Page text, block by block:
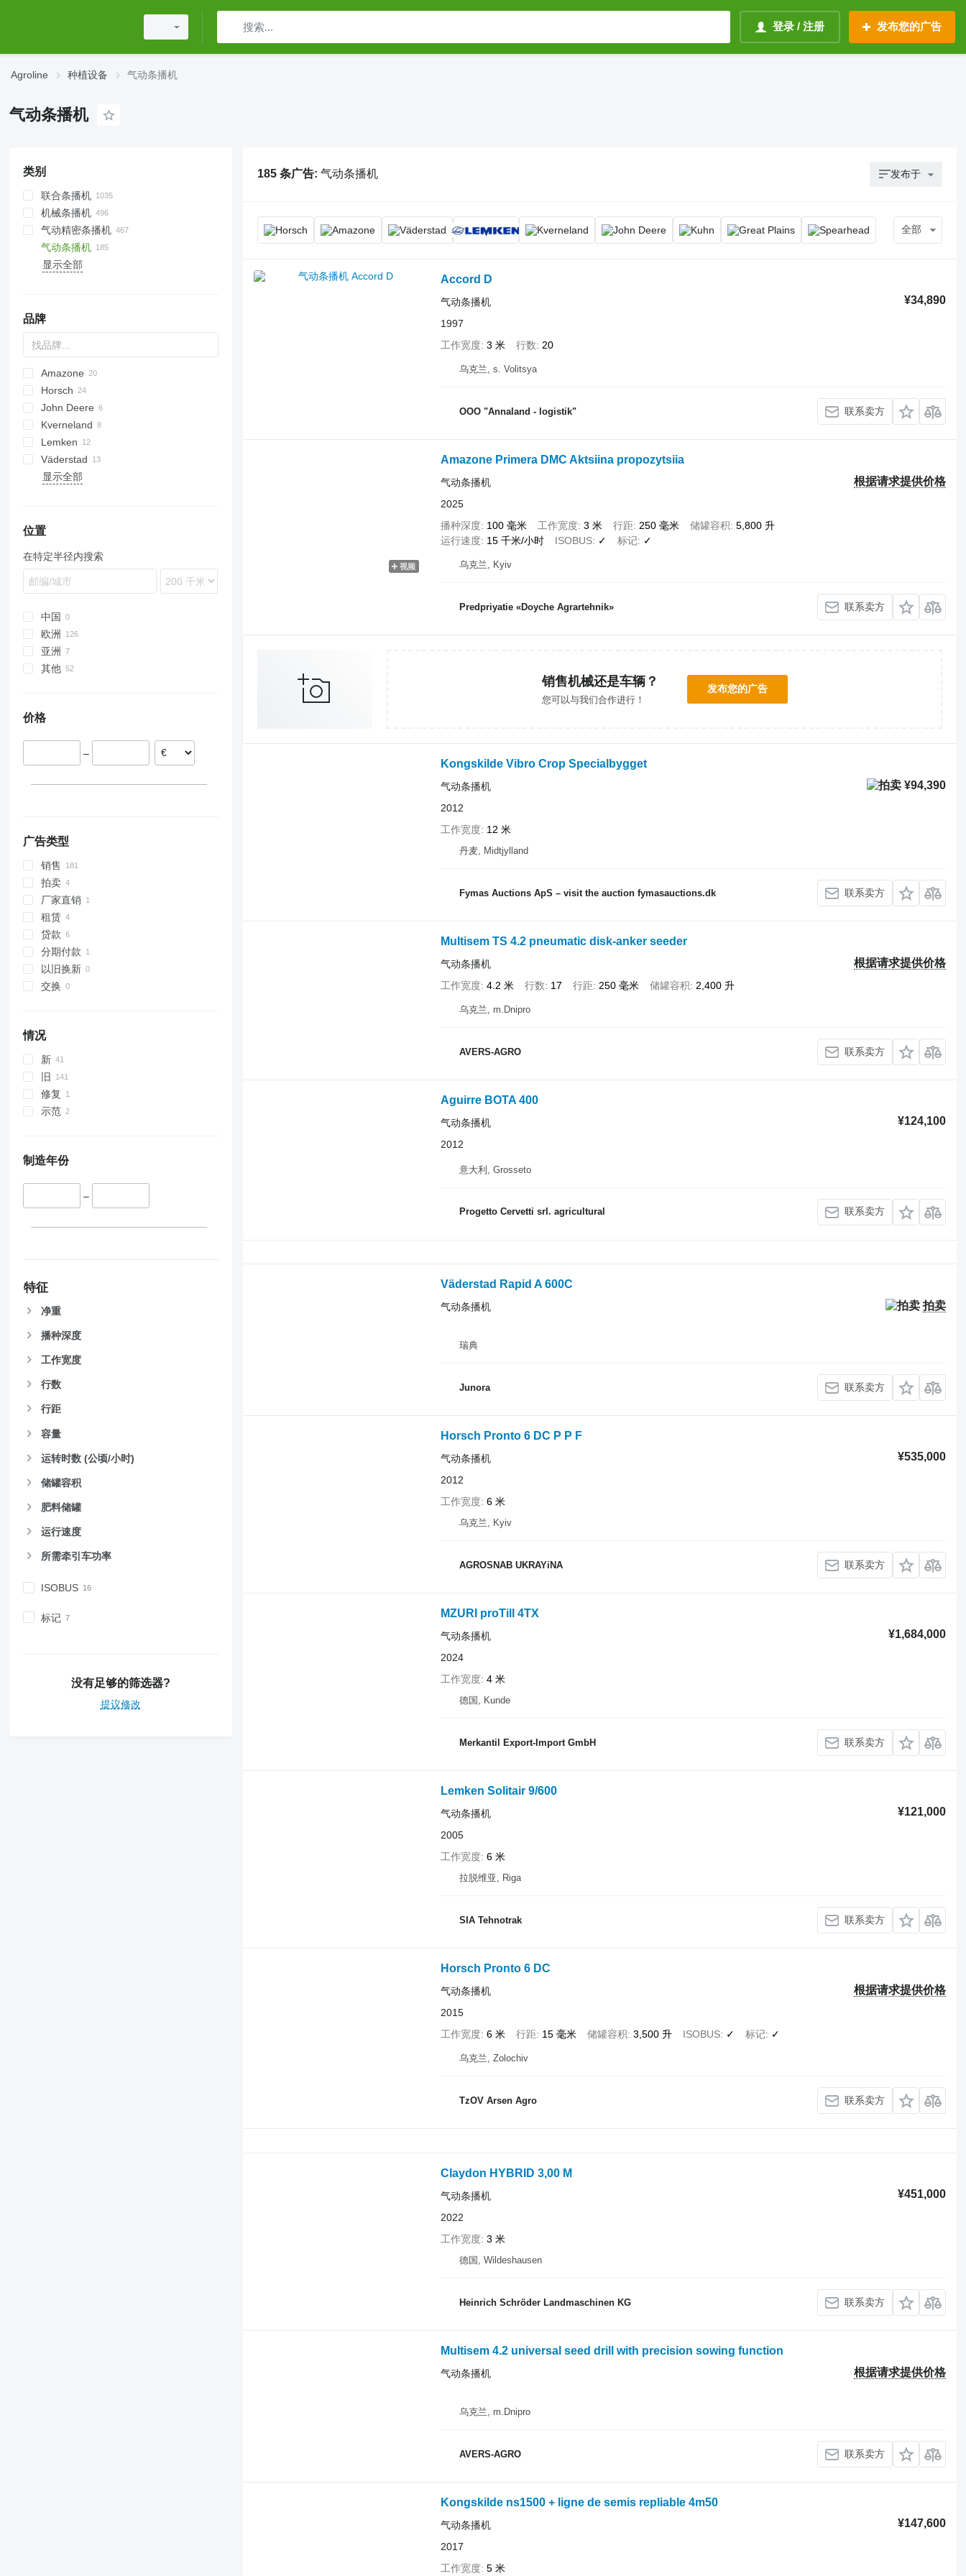
登录 / 注册 发布您的广告
Agroline 种植设备 气动条播机
气动条播机
类别
联合条播机
机械条播机
气动精密条播机
气动条播机
显示全部
品牌
DA
Amazone
AD
Cataya
Centaya
Cirrus
Citan
D-series
Double
Fargo
Green Plains
Multisem
8
Olimpia
NTA
YP
Horsch
Avatar
Express
Focus
Maestro
Maistro
John Deere
6M
740A
750
M-series
Sitera
Venta
Kverneland
Accord
Optima
Lemken
Azurit
Solitair
555
NG
Aerosem
Xeos
SPM
ZB
Väderstad
Rapid
显示全部
位置
在特定半径内搜索
中国
欧洲
保加利亚
亚洲
其他
价格
–
广告类型
销售
拍卖
厂家直销
租赁
贷款
分期付款
以旧换新
交换
情况
新
旧
修复
示范
制造年份
–
特征
净重
播种深度
工作宽度
行数
行距
容量
运转时数 (公顷/小时)
储罐容积
肥料储罐
运行速度
所需牵引车功率
ISOBUS
标记
没有足够的筛选器?
提议修改
185 条广告: 气动条播机 发布于
全部
Accord D
¥34,890
气动条播机
1997
工作宽度 3 米 行数 20
乌克兰, s. Volitsya
OOO "Annaland - logistik" 联系卖方
视频
Amazone Primera DMC Aktsiina propozytsiia
根据请求提供价格
气动条播机
2025
播种深度 100 毫米 工作宽度 3 米 行距 250 毫米 储罐容积 5,800 升
运行速度 15 千米/小时 ISOBUS ✓ 标记 ✓
乌克兰, Kyiv
Predpriyatie «Doyche Agrartehnik» 联系卖方
销售机械还是车辆？
您可以与我们合作进行！
发布您的广告
Kongskilde Vibro Crop Specialbygget
¥94,390
气动条播机
2012
工作宽度 12 米
丹麦, Midtjylland
Fymas Auctions ApS – visit the auction fymasauctions.dk 联系卖方
Multisem TS 4.2 pneumatic disk-anker seeder
根据请求提供价格
气动条播机
工作宽度 4.2 米 行数 17 行距 250 毫米 储罐容积 2,400 升
乌克兰, m.Dnipro
AVERS-AGRO 联系卖方
Aguirre BOTA 400
¥124,100
气动条播机
2012
意大利, Grosseto
Progetto Cervetti srl. agricultural 联系卖方
Väderstad Rapid A 600C
拍卖
气动条播机
瑞典
Junora 联系卖方
Horsch Pronto 6 DC P P F
¥535,000
气动条播机
2012
工作宽度 6 米
乌克兰, Kyiv
AGROSNAB UKRAYiNA 联系卖方
MZURI proTill 4TX
¥1,684,000
气动条播机
2024
工作宽度 4 米
德国, Kunde
Merkantil Export-Import GmbH 联系卖方
Lemken Solitair 9/600
¥121,000
气动条播机
2005
工作宽度 6 米
拉脱维亚, Riga
SIA Tehnotrak 联系卖方
Horsch Pronto 6 DC
根据请求提供价格
气动条播机
2015
工作宽度 6 米 行距 15 毫米 储罐容积 3,500 升 ISOBUS ✓ 标记 ✓
乌克兰, Zolochiv
TzOV Arsen Agro 联系卖方
Claydon HYBRID 3,00 M
¥451,000
气动条播机
2022
工作宽度 3 米
德国, Wildeshausen
Heinrich Schröder Landmaschinen KG 联系卖方
Multisem 4.2 universal seed drill with precision sowing function
根据请求提供价格
气动条播机
乌克兰, m.Dnipro
AVERS-AGRO 联系卖方
Kongskilde ns1500 + ligne de semis repliable 4m50
¥147,600
气动条播机
2017
工作宽度 5 米